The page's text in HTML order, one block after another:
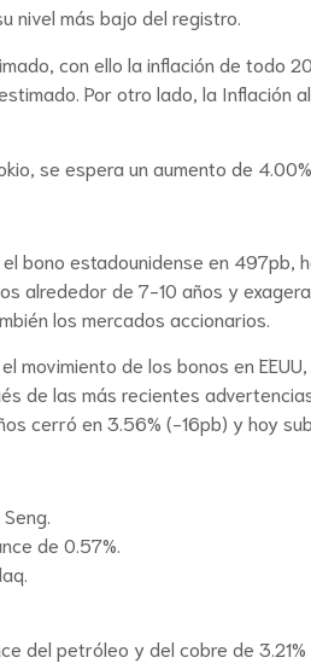
nivel más bajo del registro.
con ello la inflación de todo
Por otro lado, la Inflación
se espera un aumento de
estadounidense en 497pb,
de 7-10 años y
los mercados accionarios.
de los bonos en
de las más recientes
cerró en 3.56% (-16pb) y hoy
de 0.57%.
del petróleo y del cobre de